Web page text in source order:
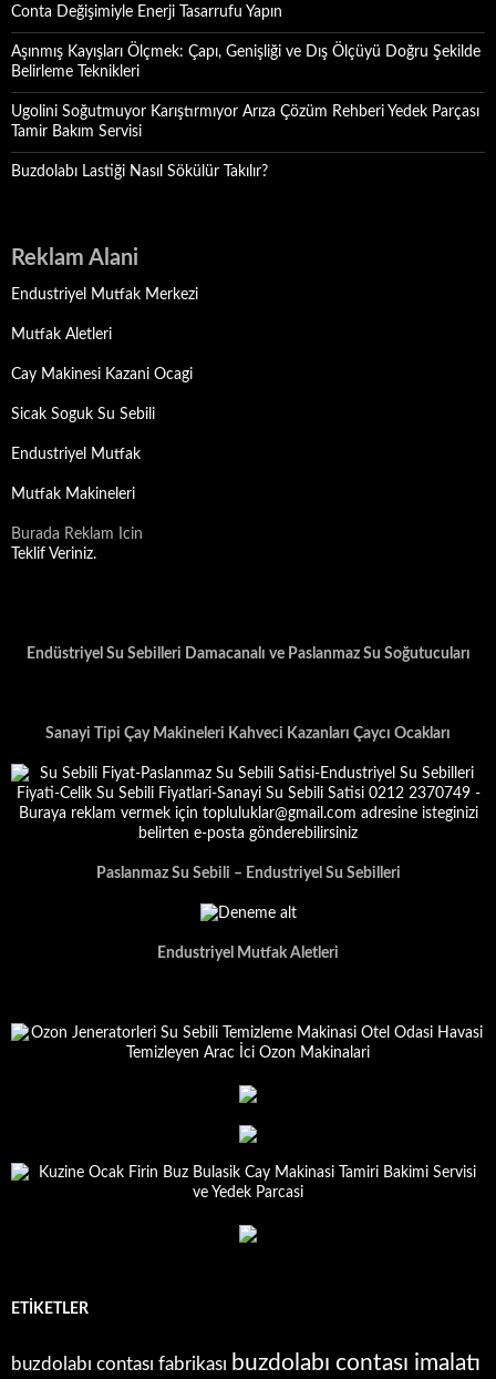
Conta Değişimiyle Enerji Tasarrufu Yapın
Aşınmış Kayışları Ölçmek: Çapı, Genişliği ve Dış Ölçüyü Doğru Şekilde
Belirleme Teknikleri
Ugolini Soğutmuyor Karıştırmıyor Arıza Çözüm Rehberi Yedek Parçası
Tamir Bakım Servisi
Buzdolabı Lastiği Nasıl Sökülür Takılır?
Reklam Alani
Endustriyel Mutfak Merkezi
Mutfak Aletleri
Cay Makinesi Kazani Ocagi
Sicak Soguk Su Sebili
Endustriyel Mutfak
Mutfak Makineleri
Burada Reklam Icin
Teklif Veriniz.
Endüstriyel Su Sebilleri Damacanalı ve Paslanmaz Su Soğutucuları
Sanayi Tipi Çay Makineleri Kahveci Kazanları Çaycı Ocakları
Paslanmaz Su Sebili – Endustriyel Su Sebilleri
Endustriyel Mutfak Aletleri
ETIKETLER
buzdolabı contası fabrikası buzdolabı contası imalatı